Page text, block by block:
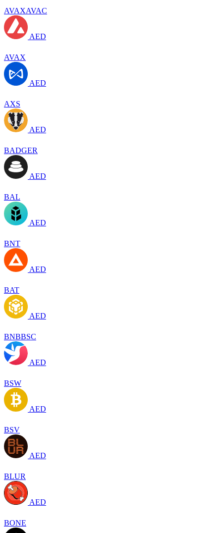
AVAXAVAC
AED
AVAX
AED
AXS
AED
BADGER
AED
BAL
AED
BNT
AED
BAT
AED
BNBBSC
AED
BSW
AED
BSV
AED
BLUR
AED
BONE